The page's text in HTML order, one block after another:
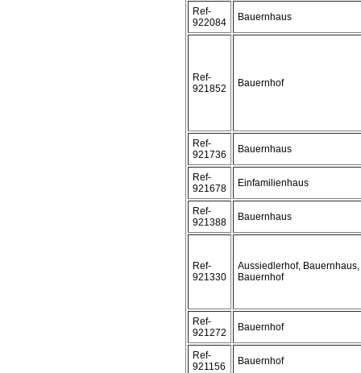
Ref-
922084
Bauernhaus
Ref-
921852
Bauernhof
Ref-
921736
Bauernhaus
Ref-
921678
Einfamilienhaus
Ref-
921388
Bauernhaus
Ref-
921330
Aussiedlerhof, Bauernhaus,
Bauernhof
Ref-
921272
Bauernhof
Ref-
921156
Bauernhof